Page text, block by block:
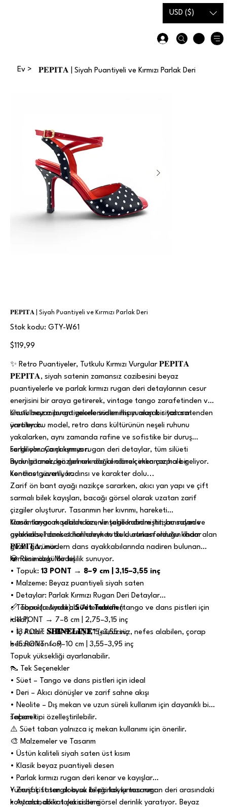
USD ($)
Ev > 𝐏𝐄𝐏𝐈𝐓𝐀 | Siyah Puantiyeli ve Kırmızı Parlak Deri
𝐏𝐄𝐏𝐈𝐓𝐀 | Siyah Puantiyeli ve Kırmızı Parlak Deri
Stok kodu:
Stok
kodu:
GTY-W61
Fiyat
$119,99
✨ Retro Puantiyeler, Tutkulu Kırmızı Vurgular 𝐏𝐄𝐏𝐈𝐓𝐀
𝐏𝐄𝐏𝐈𝐓𝐀, siyah satenin zamansız cazibesini beyaz
puantiyelerle ve parlak kırmızı rugan deri detaylarının cesur
enerjisini bir araya getirerek, vintage tango zarafetinden ve
unutulmaz milonga gecelerinden ilham alan bir tasarım
yaratıyor.
Klasik beyaz puantiyelerle süslenmiş yumuşak siyah satenden
üretilen bu model, retro dans kültürünün neşeli ruhunu
yakalarken, aynı zamanda rafine ve sofistike bir duruş
sergiliyor. Canlı kırmızı rugan deri detaylar, tüm silüeti
aydınlatarak, gözleri anında kendine çeken çarpıcı bir
kontrast yaratıyor.
Farklı olmaya çalışmıyor.
Bunu görmezden gelmek doğal olarak imkansız hale geliyor.
Kendine güvenli, kadınsı ve karakter dolu...
Zarif ön bant ayağı nazikçe sararken, akıcı yan yapı ve çift
sarmalı bilek kayışları, bacağı görsel olarak uzatan zarif
çizgiler oluşturur. Tasarımın her kıvrımı, hareketi
tamamlayacak şekilde özenle şekillendirilmiştir; bu sayede
ayakkabı, hareket halindeyken de dururken olduğu kadar
güzel görünür.
Klasik tango modasından, vintage kabare ihtişamından ve
geleneksel dans salonlarının tutkulu atmosferinden ilham alan
𝐏𝐄𝐏𝐈𝐓𝐀, modern dans ayakkabılarında nadiren bulunan
kendine özgü bir kişilik sunuyor.
💎 Resimdeki Model
• Topuk: 13 PONT → 8–9 cm | 3,15–3,55 inç
• Malzeme: Beyaz puantiyeli siyah saten
• Detaylar: Parlak Kırmızı Rugan Deri Detaylar
• Taban (resimde):Süet Taban(tango ve dans pistleri için
ideal)
• İç Astar: 𝐒𝐇𝐈𝐍𝐄𝐋𝐈𝐍𝐄™(pürüzsüz, nefes alabilen, çorap
benzeri konfor)
📏 Topuklu Ayakkabı Alternatifleri
• 11 PONT → 7–8 cm | 2,75–3,15 inç
• 13 PONT → 8–9 cm | 3,15–3,55 inç
• 15 PONT → 9–10 cm | 3,55–3,95 inç
Topuk yüksekliği ayarlanabilir.
👠 Tek Seçenekler
• Süet – Tango ve dans pistleri için ideal
• Deri – Akıcı dönüşler ve zarif sahne akışı
• Neolite – Dış mekan ve uzun süreli kullanım için dayanıklı bir
seçenek
Taban tipi özelleştirilebilir.
⚠️ Süet taban yalnızca iç mekan kullanımı için önerilir.
🎨 Malzemeler ve Tasarım
• Üstün kaliteli siyah saten üst kısım
• Klasik beyaz puantiyeli desen
• Parlak kırmızı rugan deri kenar ve kayışlar
• Zarif çift sargılı ayak bileği kayışı tasarımı
• Ayarlanabilir toka sistemi
Yumuşak saten dokusu ile parlak kırmızı rugan deri arasındaki
kontrast, dikkat çekici bir görsel derinlik yaratıyor. Beyaz